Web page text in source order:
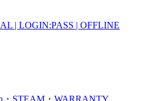
| LOGIN:PASS | OFFLINE
・STEAM・WARRANTY